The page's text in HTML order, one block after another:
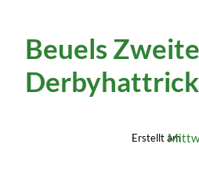
Beuels
Derbyhattrick
Erstellt am